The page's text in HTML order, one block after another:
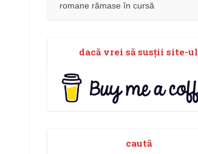
romane rămase în cursă
dacă vrei să susţii site-ul
caută